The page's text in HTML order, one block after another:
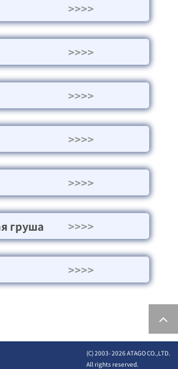
>>>>
>>>>
>>>>
>>>>
>>>>
груша >>>>
>>>>
(C) 2003-2026 ATAGO CO.,LTD.
All rights reserved.